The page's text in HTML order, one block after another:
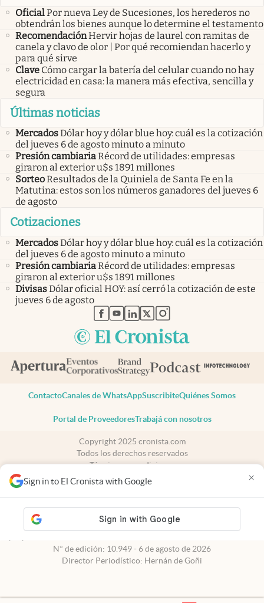
Sign in to El Cronista with Google ×
OficialPor nueva Ley de Sucesiones, los herederos no
obtendrán los bienes aunque lo determine el testamento
RecomendaciónHervir hojas de laurel con ramitas de
canela y clavo de olor | Por qué recomiendan hacerlo y
para qué sirve
Clave Cómo cargar la batería del celular cuando no hay
electricidad en casa: la manera más efectiva, sencilla y
segura
Últimas noticias
MercadosDólar hoy y dólar blue hoy: cuál es la cotización
del jueves 6 de agosto minuto a minuto
Presión cambiariaRécord de utilidades: empresas
giraron al exterior u$s 1891 millones
SorteoResultados de la Quiniela de Santa Fe en la
Matutina: estos son los números ganadores del jueves 6
de agosto
Cotizaciones
MercadosDólar hoy y dólar blue hoy: cuál es la cotización
del jueves 6 de agosto minuto a minuto
Presión cambiariaRécord de utilidades: empresas
giraron al exterior u$s 1891 millones
DivisasDólar oficial HOY: así cerró la cotización de este
jueves 6 de agosto
abre en nueva pestaña
abre en nueva pestaña
abre en nueva pestaña
abre en nueva pestaña
abre en nueva pestaña
ContactoCanales de WhatsAppSuscribiteQuiénes Somos
Portal de ProveedoresTrabajá con nosotros
Copyright 2025 cronista.com
Todos los derechos reservados
Términos y condiciones
Privacidad
Consentimiento
cronista.com
es propiedad de El Cronista Comercial S.A Registro de
N° de edición: 10.949 - 6 de agosto de 2026
Director Periodístico: Hernán de Goñi